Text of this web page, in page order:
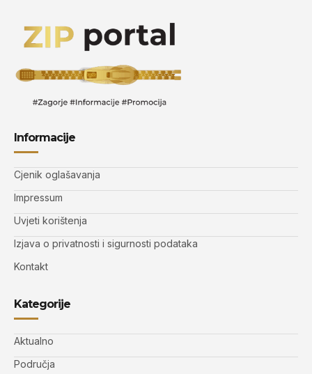
Informacije
Cjenik oglašavanja
Impressum
Uvjeti korištenja
Izjava o privatnosti i sigurnosti podataka
Kontakt
Kategorije
Aktualno
Područja